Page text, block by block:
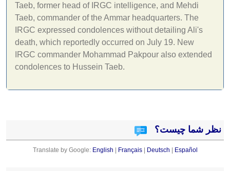
Taeb, former head of IRGC intelligence, and Mehdi
Taeb, commander of the Ammar headquarters. The
IRGC expressed condolences without detailing Ali's
death, which reportedly occurred on July 19. New
IRGC commander Mohammad Pakpour also extended
condolences to Hussein Taeb.
نظر شما چیست؟
Translate by Google: English | Français| Deutsch | Español